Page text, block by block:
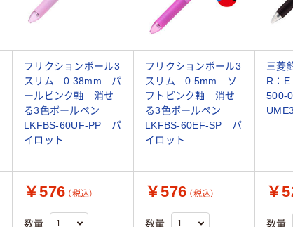
フリクションボール3
スリム 0.38mm パ
ールピンク軸 消せ
る3色ボールペン
LKFBS-60UF-PP パ
イロット
フリクションボール3
スリム 0.5mm ソ
フトピンク軸 消せ
る3色ボールペン
LKFBS-60EF-SP パ
イロット
三菱
R：E
500-
￥576 （税込）
数量
￥576 （税込）
数量
￥
数量